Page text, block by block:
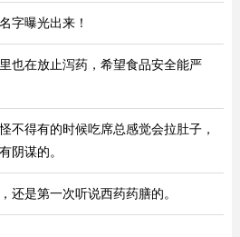
字曝光出来！
也在放止泻药，希望食品安全能严
不得有的时候吃席总感觉会拉肚子，
阴谋的。
还是第一次听说西药药膳的。